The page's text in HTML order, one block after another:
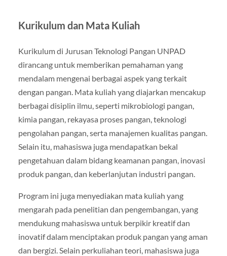
Kurikulum dan Mata Kuliah
Kurikulum di Jurusan Teknologi Pangan UNPAD
dirancang untuk memberikan pemahaman yang
mendalam mengenai berbagai aspek yang terkait
dengan pangan. Mata kuliah yang diajarkan mencakup
berbagai disiplin ilmu, seperti mikrobiologi pangan,
kimia pangan, rekayasa proses pangan, teknologi
pengolahan pangan, serta manajemen kualitas pangan.
Selain itu, mahasiswa juga mendapatkan bekal
pengetahuan dalam bidang keamanan pangan, inovasi
produk pangan, dan keberlanjutan industri pangan.
Program ini juga menyediakan mata kuliah yang
mengarah pada penelitian dan pengembangan, yang
mendukung mahasiswa untuk berpikir kreatif dan
inovatif dalam menciptakan produk pangan yang aman
dan bergizi. Selain perkuliahan teori, mahasiswa juga